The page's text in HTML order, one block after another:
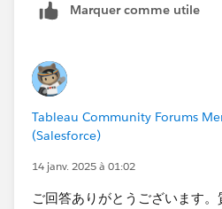
また、一つ懸念点があります。
タです。（実際はこの列はな
追加しました。）
この数字を使ってCompanyや
を集計しています。
このデータには１セッション（
ため、FIXED関数などを使って
Marquer comme utile
Tableau Community Forums
(Salesforce)
14 janv. 2025 à 01:02
ご回答ありがとうございます